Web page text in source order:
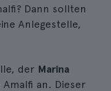
Dann sollten
Anlegestelle,
der Marina
Amalfi an. Dieser